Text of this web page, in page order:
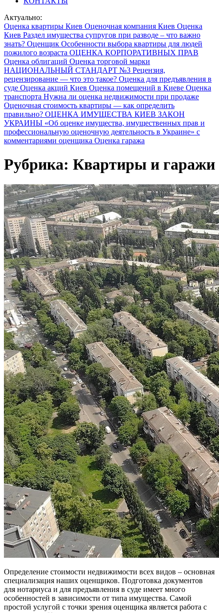
Актуально:
Оценка квартиры Киев Оценочная компания Киев Оценка
Киев Раздел имущества супругов при разводе – что важно
знать? Оценщик Особенности выбора квартиры для людей
пожилого возраста ОЦЕНКА КОРПОРАТИВНЫХ ПРАВ
Оценка облигаций Оценка торговой марки
НАЦИОНАЛЬНЫЙ СТАНДАРТ №3 Рецензия,
рецензирование — что это такое? Оценка для предъявления в
суде Оценка акций Киев Оценка помещений в Киеве Оценка
транспорта Нужна ли оценка недвижимости при продаже
Оценочная стоимость квартиры — как определить
правильно? ОЦЕНКА ИМУЩЕСТВА КИЕВ ЗАКОН
УКРАИНЫ «Об оценке имущества, имущественных прав и
профессиональную оценочную деятельность в Украине» с
комментариями оценщика Оценка гаража
Рубрика: Квартиры и гаражи
Определение стоимости недвижимости всех видов – основная
специализация наших оценщиков. Подготовка документов
для нотариуса и для предъявления в суде имеет много
особенностей в зависимости от типа имущества. Самой
простой услугой с точки зрения оценщика является работа с